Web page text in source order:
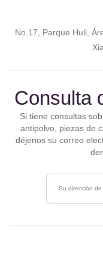
No.17, Parque Huli,
Consulta
Si tiene consultas
antipolvo, piezas de
déjenos su correo